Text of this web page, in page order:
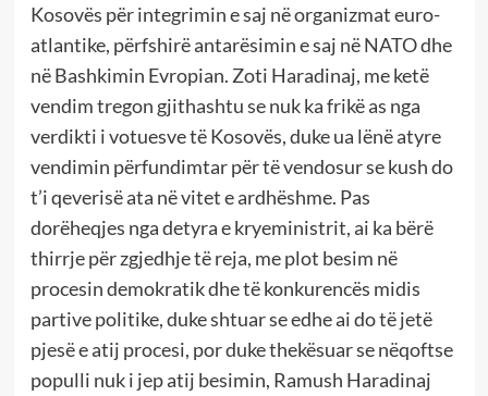
Kosovës për integrimin e saj në organizmat euro-
atlantike, përfshirë antarësimin e saj në NATO dhe
në Bashkimin Evropian. Zoti Haradinaj, me ketë
vendim tregon gjithashtu se nuk ka frikë as nga
verdikti i votuesve të Kosovës, duke ua lënë atyre
vendimin përfundimtar për të vendosur se kush do
t’i qeverisë ata në vitet e ardhëshme. Pas
dorëheqjes nga detyra e kryeministrit, ai ka bërë
thirrje për zgjedhje të reja, me plot besim në
procesin demokratik dhe të konkurencës midis
partive politike, duke shtuar se edhe ai do të jetë
pjesë e atij procesi, por duke thekësuar se nëqoftse
populli nuk i jep atij besimin, Ramush Haradinaj